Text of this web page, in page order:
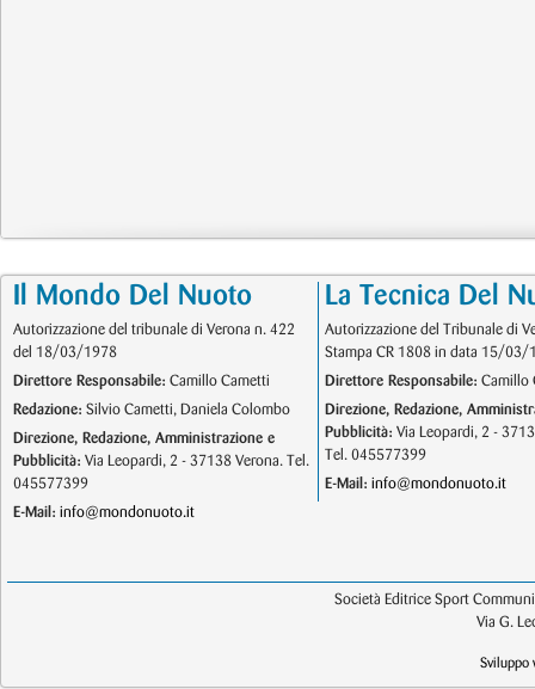
Il Mondo Del Nuoto
Autorizzazione del tribunale di Verona n. 422
del 18/03/1978
Direttore Responsabile: Camillo Cametti
Redazione: Silvio Cametti, Daniela Colombo
Direzione, Redazione, Amministrazione e
Pubblicità: Via Leopardi, 2 - 37138 Verona. Tel.
045577399
E-Mail: info@mondonuoto.it
La Tecnica Del
Autorizzazione del Tribunale di
Stampa CR 1808 in data 15/03/
Direttore Responsabile: Camillo
Direzione, Redazione,
Pubblicità: Via Leopardi, 2 -
Tel. 045577399
E-Mail: info@mondonuoto.it
Società Editrice Sport
Via G.
Sviluppo